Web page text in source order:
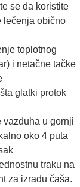
se da koristite
lečenja obično
toplotnog
i netačne tačke
glatki protok
vazduha u gornji
oko 4 puta
traku na
za izradu čaša.